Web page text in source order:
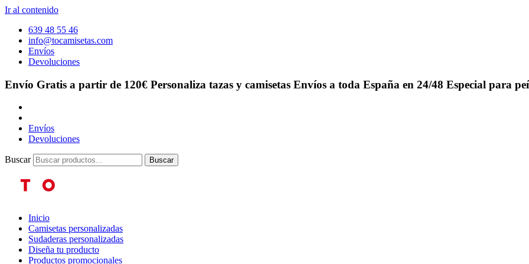
Ir al contenido
639 48 55 46
info@tocamisetas.com
Envíos
Devoluciones
Envío Gratis a partir de 120€ Personaliza tazas y camisetas Envíos a toda España en 24/48 Especial para
Envíos
Devoluciones
Buscar Buscar
Inicio
Camisetas personalizadas
Sudaderas personalizadas
Diseña tu producto
Productos promocionales